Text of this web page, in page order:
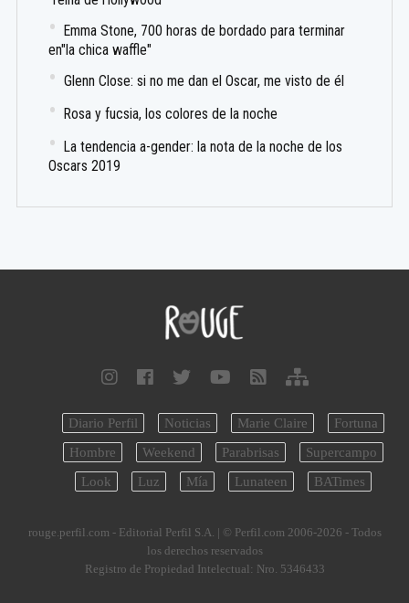
Emma Stone, 700 horas de bordado para terminar
en"la chica waffle"
Glenn Close: si no me dan el Oscar, me visto de él
Rosa y fucsia, los colores de la noche
La tendencia a-gender: la nota de la noche de los
Oscars 2019
Diario Perfil Noticias Marie Claire
Fortuna
Hombre
Weekend Parabrisas
Supercampo
Look
Luz Mía Lunateen BATimes
rouge.perfil.com - Editorial Perfil S.A. | © Perfil.com 2006-2026 - Todos
los derechos reservados
Registro de Propiedad Intelectual: Nro. 5346433